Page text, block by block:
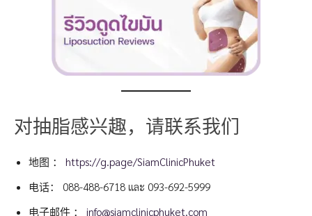
对抽脂感兴趣，请联系我们
地图 ： https://g.page/SiamClinicPhuket
电话： 088-488-6718 และ 093-692-5999
电子邮件 ： info@siamclinicphuket.com